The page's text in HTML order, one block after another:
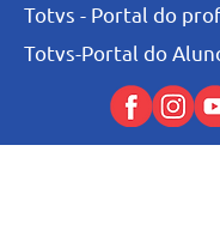
Totvs - Portal do
Totvs-Portal do